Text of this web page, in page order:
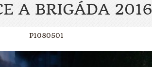
A BRIGÁDA 2016
P1080501